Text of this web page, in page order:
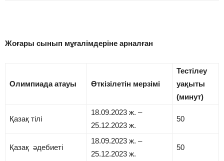
Жоғары сынып мұғалімдеріне арналған
Олимпиада атауы Өткізілетін мерзімі
Тестілеу
уақыты
(минут)
Қазақ тілі
18.09.2023 ж. –
25.12.2023 ж.
50
Қазақ әдебиеті
18.09.2023 ж. –
25.12.2023 ж.
50